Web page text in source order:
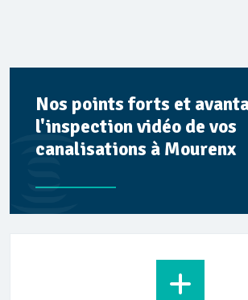
Nos points forts et
l'inspection vidéo de vos
canalisations à Mourenx